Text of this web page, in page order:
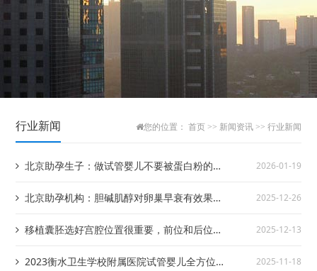
行业新闻 您的位置： 首页>> 新闻资讯>> 行业新闻
北京助孕生子：做试管婴儿不要被蛋白粉的广
2026-01-19
北京助孕机构：胆碱肌醇对卵巢早衰有效果吗,
2025-12-26
移植囊胚选好宫腔位置很重要，前位和后位哪
2025-12-13
2023衡水卫生学校附属医院试管婴儿全方位指
2025-11-18